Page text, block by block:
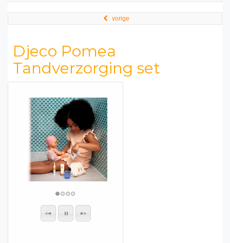
vorige
Djeco Pomea
Tandverzorging set